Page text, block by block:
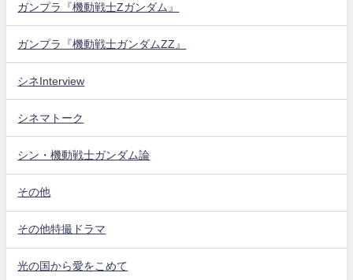
ガンプラ『機動戦士Zガンダム』
ガンプラ『機動戦士ガンダムZZ』
シネInterview
シネマトーク
シン・機動戦士ガンダム論
その他
その他特撮ドラマ
光の国から愛をこめて